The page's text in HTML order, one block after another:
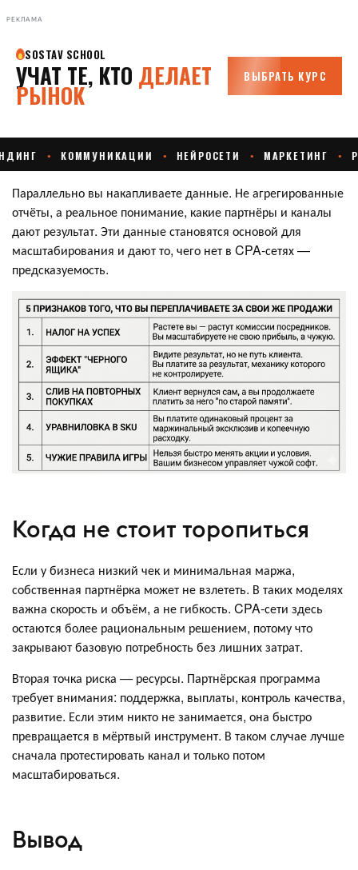
РЕКЛАМА
Параллельно вы накапливаете данные. Не агрегированные
отчёты, а реальное понимание, какие партнёры и каналы
дают результат. Эти данные становятся основой для
масштабирования и дают то, чего нет в CPA-сетях —
предсказуемость.
Когда не стоит торопиться
Если у бизнеса низкий чек и минимальная маржа,
собственная партнёрка может не взлететь. В таких моделях
важна скорость и объём, а не гибкость. CPA-сети здесь
остаются более рациональным решением, потому что
закрывают базовую потребность без лишних затрат.
Вторая точка риска — ресурсы. Партнёрская программа
требует внимания: поддержка, выплаты, контроль качества,
развитие. Если этим никто не занимается, она быстро
превращается в мёртвый инструмент. В таком случае лучше
сначала протестировать канал и только потом
масштабироваться.
Вывод